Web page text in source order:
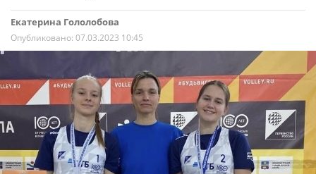
Екатерина Гололобова
Опубликовано: 07.03.2023 10:45